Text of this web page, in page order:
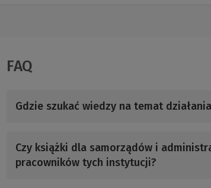
FAQ
Gdzie szukać wiedzy na temat
Czy książki dla samorządów i
pracowników tych instytucji?